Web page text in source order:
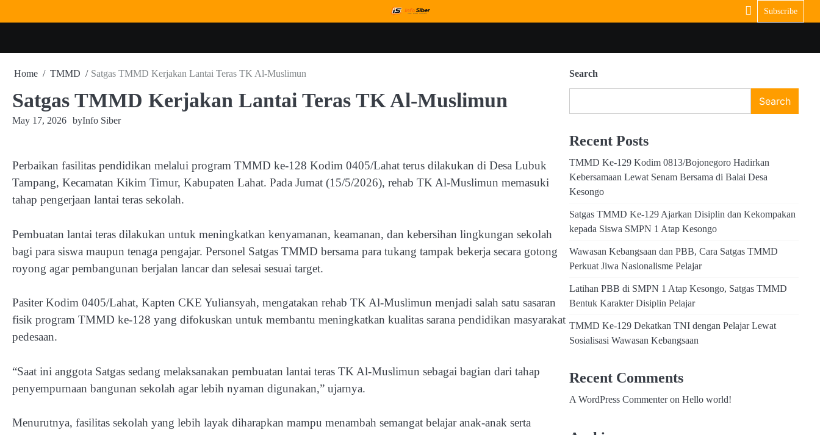
to
Subscribe
Home TMMD Satgas TMMD Kerjakan Lantai Teras TK Al-Muslimun
Satgas TMMD Kerjakan Lantai Teras TK Al-Muslimun
May 17, 2026 byInfo Siber
Perbaikan fasilitas pendidikan melalui program TMMD ke-128 Kodim 0405/Lahat terus dilakukan di Desa Lubuk
Tampang, Kecamatan Kikim Timur, Kabupaten Lahat. Pada Jumat (15/5/2026), rehab TK Al-Muslimun memasuki
tahap pengerjaan lantai teras sekolah.
Pembuatan lantai teras dilakukan untuk meningkatkan kenyamanan, keamanan, dan kebersihan lingkungan sekolah
bagi para siswa maupun tenaga pengajar. Personel Satgas TMMD bersama para tukang tampak bekerja secara gotong
royong agar pembangunan berjalan lancar dan selesai sesuai target.
Pasiter Kodim 0405/Lahat, Kapten CKE Yuliansyah, mengatakan rehab TK Al-Muslimun menjadi salah satu sasaran
fisik program TMMD ke-128 yang difokuskan untuk membantu meningkatkan kualitas sarana pendidikan masyarakat
pedesaan.
“Saat ini anggota Satgas sedang melaksanakan pembuatan lantai teras TK Al-Muslimun sebagai bagian dari tahap
penyempurnaan bangunan sekolah agar lebih nyaman digunakan,” ujarnya.
Menurutnya, fasilitas sekolah yang lebih layak diharapkan mampu menambah semangat belajar anak-anak serta
Search
Search
Recent Posts
TMMD Ke-129 Kodim 0813/Bojonegoro Hadirkan
Kebersamaan Lewat Senam Bersama di Balai Desa
Kesongo
Satgas TMMD Ke-129 Ajarkan Disiplin dan Kekompakan
kepada Siswa SMPN 1 Atap Kesongo
Wawasan Kebangsaan dan PBB, Cara Satgas TMMD
Perkuat Jiwa Nasionalisme Pelajar
Latihan PBB di SMPN 1 Atap Kesongo, Satgas TMMD
Bentuk Karakter Disiplin Pelajar
TMMD Ke-129 Dekatkan TNI dengan Pelajar Lewat
Sosialisasi Wawasan Kebangsaan
Recent Comments
A WordPress Commenteron Hello world!